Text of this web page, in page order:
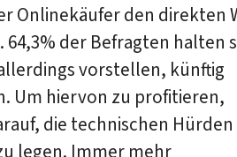
Onlinekäufer den direkten
der Befragten halten
vorstellen, künftig
Um hiervon zu profitieren,
die technischen
legen. Immer mehr